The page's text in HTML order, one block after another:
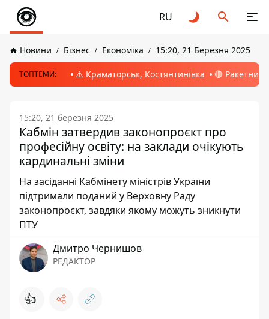
RU
Новини Бізнес Економіка 15:20, 21 Березня 2025
ТОПТЕМИ: ⚠️ Краматорськ, Костянтинівка 🔴 Ракетний
15:20, 21 березня 2025
Кабмін затвердив законопроєкт про
професійну освіту: на заклади очікують
кардинальні зміни
На засіданні Кабмінету міністрів України
підтримали поданий у Верховну Раду
законопроєкт, завдяки якому можуть зникнути
ПТУ
Дмитро Чернишов
РЕДАКТОР
👍